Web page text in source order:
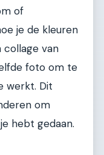
of
je de kleuren
collage van
foto om te
werkt. Dit
om
hebt gedaan.